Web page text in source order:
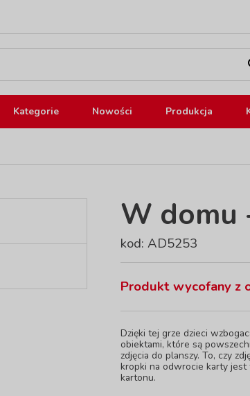
Kategorie Nowości Produkcja
W domu
kod: AD5253
Produkt wycofany z
Dzięki tej grze dzieci
obiektami, które są
zdjęcia do planszy. To, czy
kropki na odwrocie karty jest
kartonu.